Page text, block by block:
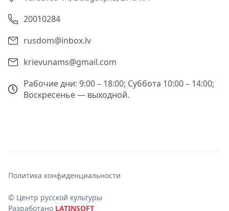
20010284
rusdom@inbox.lv
krievunams@gmail.com
Рабочие дни: 9:00 – 18:00; Суббота 10:00 – 14:00;
Воскресенье — выходной.
© Центр русской культуры
Разработано LATINSOFT
Политика конфиденциальности